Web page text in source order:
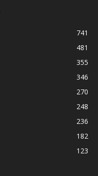
741
481
355
346
270
248
236
182
123